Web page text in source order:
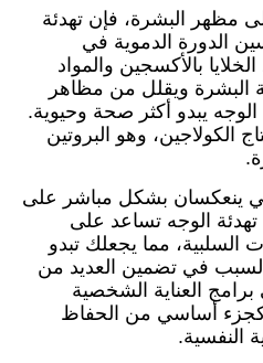
مظهر البشرة، فإن تهدئة
الدورة الدموية في
بالأكسجين والمواد
البشرة ويقلل من مظاهر
يبدو أكثر صحة وحيوية.
الكولاجين، وهو البروتين
ينعكسان بشكل مباشر على
تهدئة الوجه تساعد على
السلبية، مما يجعلك تبدو
في تضمين العديد من
برامج العناية الشخصية
كجزء أساسي من الحفاظ
النفسية.